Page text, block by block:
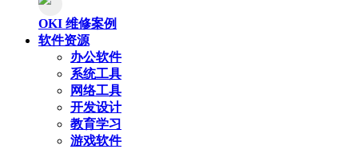
OKI 维修案例
软件资源
办公软件
系统工具
网络工具
开发设计
教育学习
游戏软件